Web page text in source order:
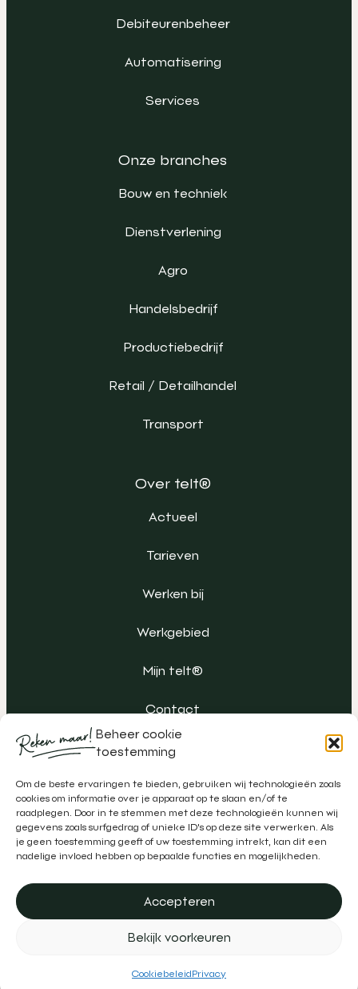
Beheer cookie
toestemming
Om de beste ervaringen te bieden, gebruiken wij technologieën zoals
cookies om informatie over je apparaat op te slaan en/of te
raadplegen. Door in te stemmen met deze technologieën kunnen wij
gegevens zoals surfgedrag of unieke ID's op deze site verwerken. Als
je geen toestemming geeft of uw toestemming intrekt, kan dit een
nadelige invloed hebben op bepaalde functies en mogelijkheden.
Accepteren
Bekijk voorkeuren
CookiebeleidPrivacy
Debiteurenbeheer
Automatisering
Services
Onze branches
Bouw en techniek
Dienstverlening
Agro
Handelsbedrijf
Productiebedrijf
Retail / Detailhandel
Transport
Over telt®
Actueel
Tarieven
Werken bij
Werkgebied
Mijn telt®
Contact
Algemene voorwaarden
Klachtenregeling
Privacy
Disclaimer